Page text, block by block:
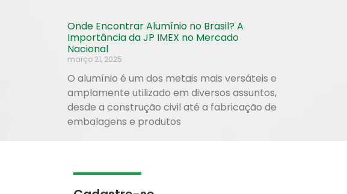
Onde Encontrar Alumínio no Brasil? A
Importância da JP IMEX no Mercado
Nacional
março 21, 2025
O alumínio é um dos metais mais versáteis e
amplamente utilizado em diversos assuntos,
desde a construção civil até a fabricação de
embalagens e produtos